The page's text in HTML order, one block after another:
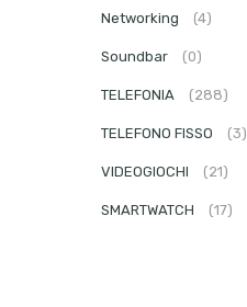
Networking (4)
Soundbar (0)
TELEFONIA (288)
TELEFONO FISSO (3)
VIDEOGIOCHI (21)
SMARTWATCH (17)